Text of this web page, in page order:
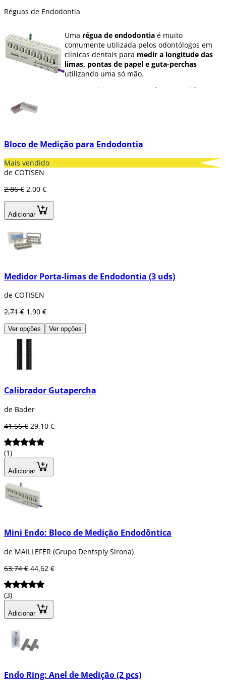
Réguas de Endodontia
Uma régua de endodontia é muito
comumente utilizada pelos odontólogos em
clínicas dentais para medir a longitude das
limas, pontas de papel e guta-perchas
utilizando uma só mão.
Em Dentaltix as temos em formatos diferentes
Bloco de Medição para Endodontia
Mais vendido
de COTISEN
2,86 € 2,00 €
Adicionar
Medidor Porta-limas de Endodontia (3 uds)
de COTISEN
2,71 € 1,90 €
Ver opções Ver opções
Calibrador Gutapercha
de Bader
41,56 € 29,10 €
(1)
Adicionar
Mini Endo: Bloco de Medição Endodôntica
de MAILLEFER (Grupo Dentsply Sirona)
63,74 € 44,62 €
(3)
Adicionar
Endo Ring: Anel de Medição (2 pcs)